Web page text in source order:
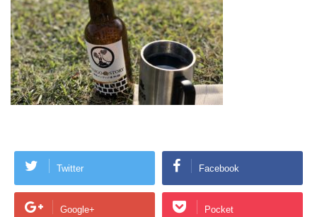
Twitter Facebook
Google+ Pocket